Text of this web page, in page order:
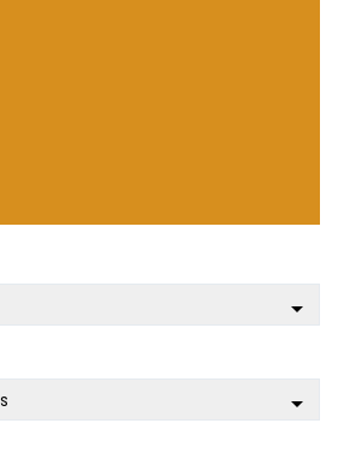
arrow_drop_down
arrow_drop_down